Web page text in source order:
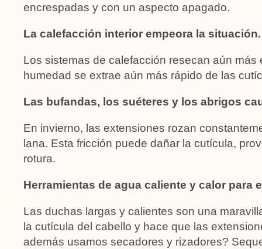
encrespadas y con un aspecto apagado.
La calefacción interior empeora la situación.
Los sistemas de calefacción resecan aún
humedad se extrae aún más rápido de las
Las bufandas, los suéteres y los abrigos
En invierno, las extensiones rozan
lana. Esta fricción puede dañar la cutícula,
rotura.
Herramientas de agua caliente y calor para
Las duchas largas y calientes son una
la cutícula del cabello y hace que las
además usamos secadores y rizadores?